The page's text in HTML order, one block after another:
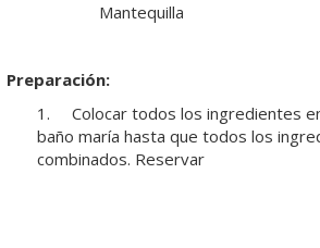
Mantequilla
Preparación:
1. Colocar todos los ingredientes
baño maría hasta que todos los
combinados. Reservar